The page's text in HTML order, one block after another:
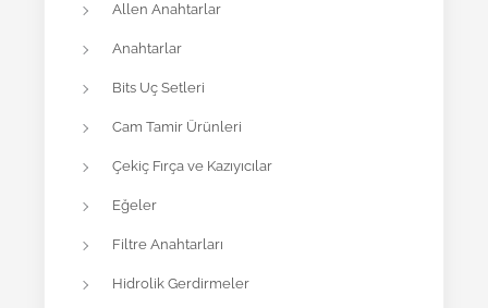
Allen Anahtarlar
Anahtarlar
Bits Uç Setleri
Cam Tamir Ürünleri
Çekiç Fırça ve Kazıyıcılar
Eğeler
Filtre Anahtarları
Hidrolik Gerdirmeler